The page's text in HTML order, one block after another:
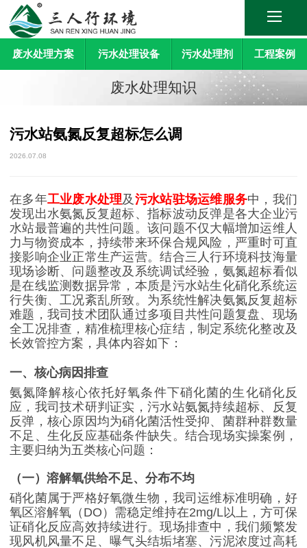
废水处理方案 污水处理设备 污水处理剂 工程案例
废水处理知识
污水站氨氮反复超标怎么调
2026.07.08
在多年工业废水处理及 污水站驻场运维服务中，我们
发现出水氨氮反复超标、指标波动反弹是各大企业污
水站最普遍的共性问题。该问题不仅大幅增加运维人
力与物资成本，持续带来环保合规风险，严重时可直
接影响企业正常生产运营。结合三人行环境科技海量
现场诊断、问题整改及系统调试经验，氨氮超标看似
是在线监测数据异常，本质是污水站生化硝化系统运
行失衡、工况紊乱所致。为系统性解决氨氮反复超标
难题，我司技术团队通过多项目共性问题复盘、现场
全工况排查，精准梳理核心症结，制定系统化整改及
长效管控方案，具体内容如下：
一、核心病因排查
氨氮降解核心依托好氧条件下硝化菌的生化硝化反
应，我司技术研判证实，污水站氨氮持续超标、反复
反弹，核心原因均为硝化菌活性受抑、菌群种群数量
不足、生化反应基础条件缺失。结合现场实操案例，
主要归纳为五类核心问题：
（一）溶解氧供给不足、分布不均
硝化菌属于严格好氧微生物，我司运维标准明确，好
氧区溶解氧（ DO ）需稳定维持在2mg/L以上，方可保
证硝化反应高效持续进行。现场排查中，我们频繁发
现风机风量不足、曝气头结垢堵塞、污泥浓度过高耗